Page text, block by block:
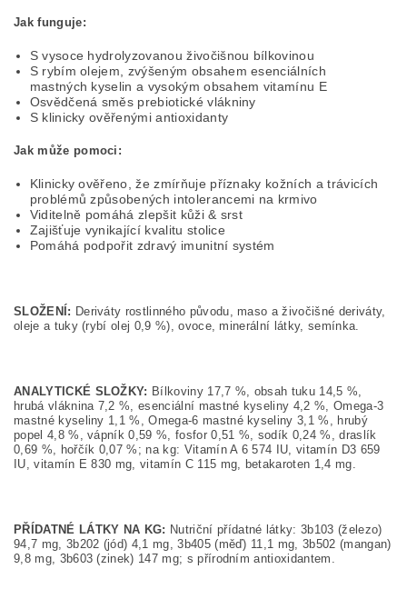
Jak funguje:
S vysoce hydrolyzovanou živočišnou bílkovinou
S rybím olejem, zvýšeným obsahem esenciálních
mastných kyselin a vysokým obsahem vitamínu E
Osvědčená směs prebiotické vlákniny
S klinicky ověřenými antioxidanty
Jak může pomoci:
Klinicky ověřeno, že zmírňuje příznaky kožních a trávicích
problémů způsobených intolerancemi na krmivo
Viditelně pomáhá zlepšit kůži & srst
Zajišťuje vynikající kvalitu stolice
Pomáhá podpořit zdravý imunitní systém
SLOŽENÍ: Deriváty rostlinného původu, maso a živočišné deriváty,
oleje a tuky (rybí olej 0,9 %), ovoce, minerální látky, semínka.
ANALYTICKÉ SLOŽKY: Bílkoviny 17,7 %, obsah tuku 14,5 %,
hrubá vláknina 7,2 %, esenciální mastné kyseliny 4,2 %, Omega-3
mastné kyseliny 1,1 %, Omega-6 mastné kyseliny 3,1 %, hrubý
popel 4,8 %, vápník 0,59 %, fosfor 0,51 %, sodík 0,24 %, draslík
0,69 %, hořčík 0,07 %; na kg: Vitamín A 6 574 IU, vitamín D3 659
IU, vitamín E 830 mg, vitamín C 115 mg, betakaroten 1,4 mg.
PŘÍDATNÉ LÁTKY NA KG: Nutriční přídatné látky: 3b103 (železo)
94,7 mg, 3b202 (jód) 4,1 mg, 3b405 (měď) 11,1 mg, 3b502 (mangan)
9,8 mg, 3b603 (zinek) 147 mg; s přírodním antioxidantem.